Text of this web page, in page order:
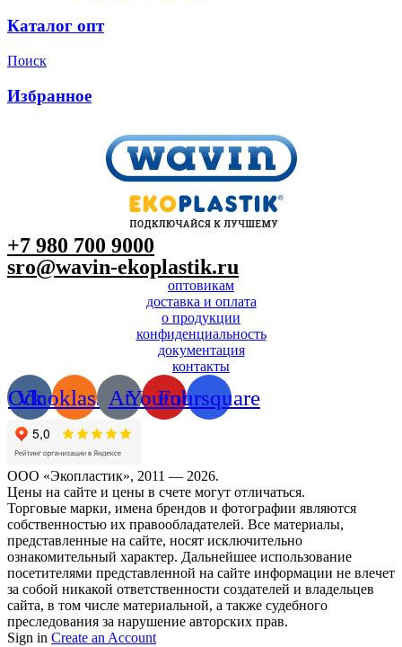
Каталог опт
Поиск
Избранное
+7 980 700 9000
sro@wavin-ekoplastik.ru
оптовикам
доставка и оплата
о продукции
конфиденциальность
документация
контакты
Vk
Odnoklassniki
AtYoutube
Foursquare
ООО «Экопластик», 2011 — 2026.
Цены на сайте и цены в счете могут отличаться.
Торговые марки, имена брендов и фотографии являются
собственностью их правообладателей. Все материалы,
представленные на сайте, носят исключительно
ознакомительный характер. Дальнейшее использование
посетителями представленной на сайте информации не влечет
за собой никакой ответственности создателей и владельцев
сайта, в том числе материальной, а также судебного
преследования за нарушение авторских прав.
Sign in Create an Account